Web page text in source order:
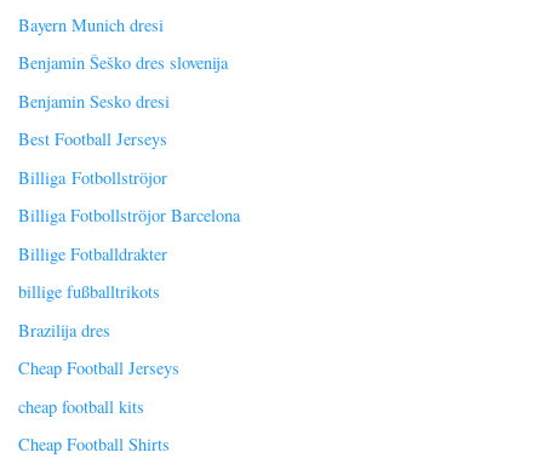
Bayern Munich dresi
Benjamin Šeško dres slovenija
Benjamin Sesko dresi
Best Football Jerseys
Billiga Fotbollströjor
Billiga Fotbollströjor Barcelona
Billige Fotballdrakter
billige fußballtrikots
Brazilija dres
Cheap Football Jerseys
cheap football kits
Cheap Football Shirts